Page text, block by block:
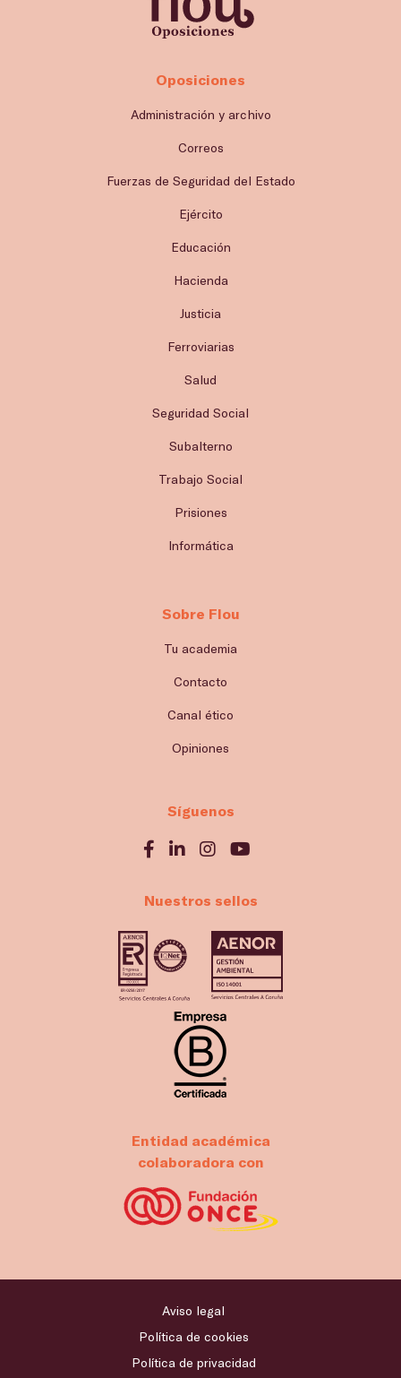
Oposiciones
Administración y archivo
Correos
Fuerzas de Seguridad del Estado
Ejército
Educación
Hacienda
Justicia
Ferroviarias
Salud
Seguridad Social
Subalterno
Trabajo Social
Prisiones
Informática
Sobre Flou
Tu academia
Contacto
Canal ético
Opiniones
Síguenos
Nuestros sellos
Entidad académica
colaboradora con
Aviso legal
Política de cookies
Política de privacidad